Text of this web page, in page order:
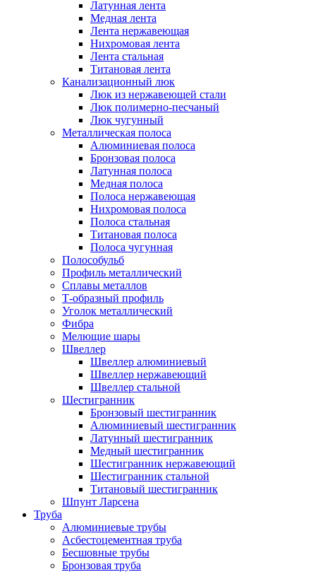
Латунная лента
Медная лента
Лента нержавеющая
Нихромовая лента
Лента стальная
Титановая лента
Канализационный люк
Люк из нержавеющей стали
Люк полимерно-песчаный
Люк чугунный
Металлическая полоса
Алюминиевая полоса
Бронзовая полоса
Латунная полоса
Медная полоса
Полоса нержавеющая
Нихромовая полоса
Полоса стальная
Титановая полоса
Полоса чугунная
Полособульб
Профиль металлический
Сплавы металлов
Т-образный профиль
Уголок металлический
Фибра
Мелющие шары
Швеллер
Швеллер алюминиевый
Швеллер нержавеющий
Швеллер стальной
Шестигранник
Бронзовый шестигранник
Алюминиевый шестигранник
Латунный шестигранник
Медный шестигранник
Шестигранник нержавеющий
Шестигранник стальной
Титановый шестигранник
Шпунт Ларсена
Труба
Алюминиевые трубы
Асбестоцементная труба
Бесшовные трубы
Бронзовая труба